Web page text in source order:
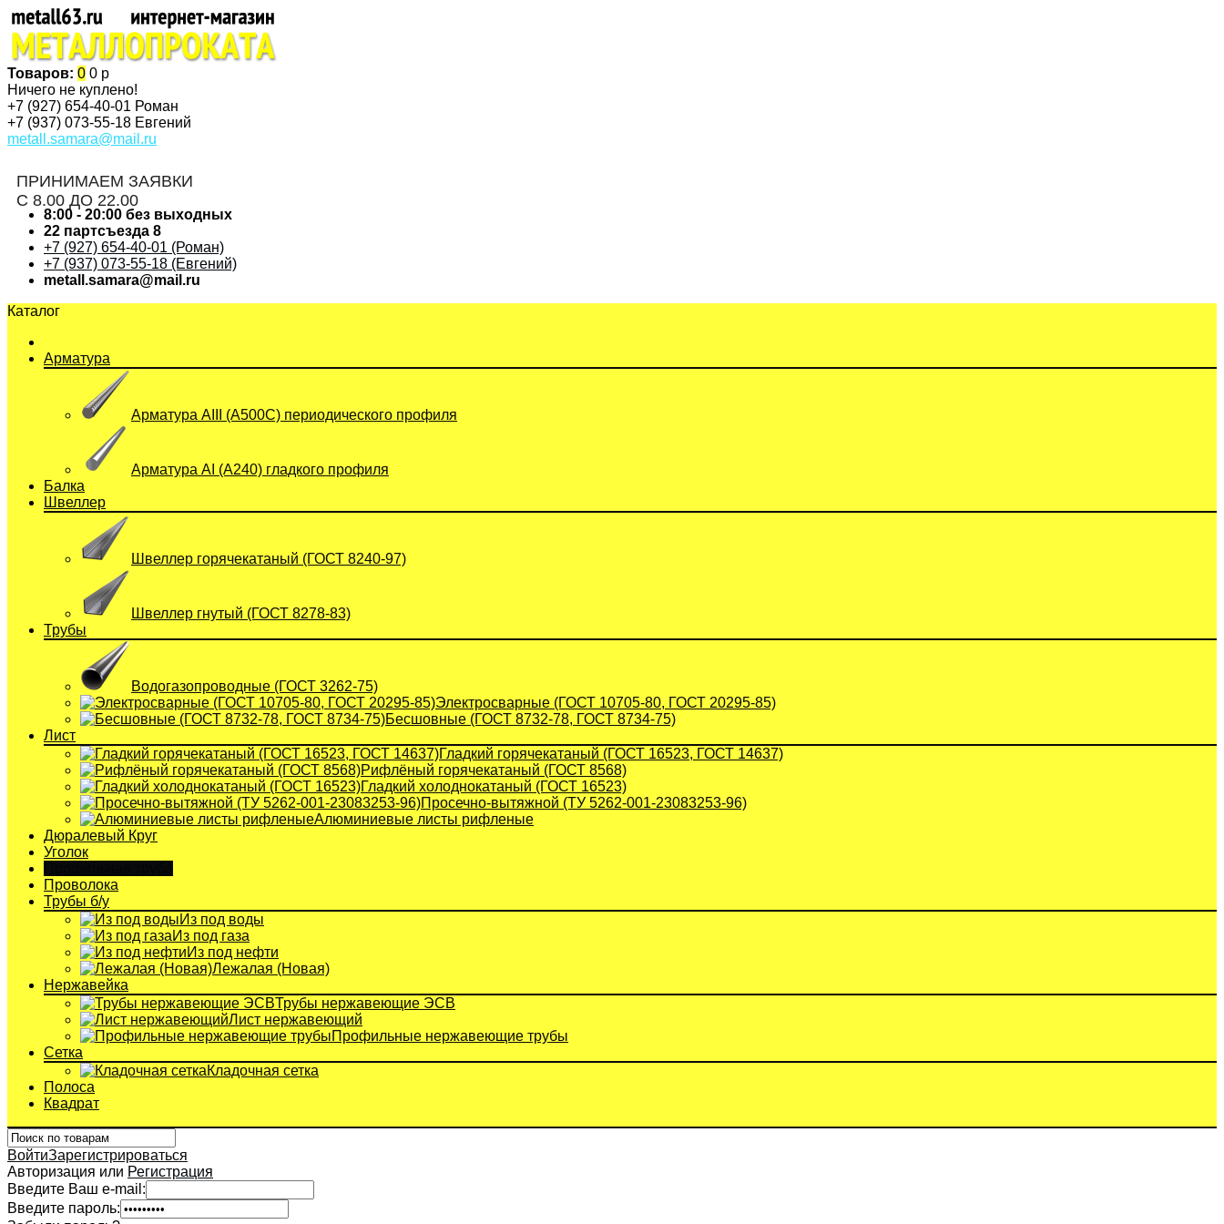
Товаров: 0 0 р
Ничего не куплено!
+7 (927) 654-40-01 Роман
+7 (937) 073-55-18 Евгений
metall.samara@mail.ru
ПРИНИМАЕМ ЗАЯВКИ
С 8.00 ДО 22.00
8:00 - 20:00 без выходных
22 партсъезда 8
+7 (927) 654-40-01 (Роман)
+7 (937) 073-55-18 (Евгений)
metall.samara@mail.ru
Каталог
Арматура
Арматура АIII (А500С) периодического профиля
Арматура АI (A240) гладкого профиля
Балка
Швеллер
Швеллер горячекатаный (ГОСТ 8240-97)
Швеллер гнутый (ГОСТ 8278-83)
Трубы
Водогазопроводные (ГОСТ 3262-75)
Электросварные (ГОСТ 10705-80, ГОСТ 20295-85)
Бесшовные (ГОСТ 8732-78, ГОСТ 8734-75)
Лист
Гладкий горячекатаный (ГОСТ 16523, ГОСТ 14637)
Рифлёный горячекатаный (ГОСТ 8568)
Гладкий холоднокатаный (ГОСТ 16523)
Просечно-вытяжной (ТУ 5262-001-23083253-96)
Алюминиевые листы рифленые
Дюралевый Круг
Уголок
Проволока
Трубы б/у
Из под воды
Из под газа
Из под нефти
Лежалая (Новая)
Нержавейка
Трубы нержавеющие ЭСВ
Лист нержавеющий
Профильные нержавеющие трубы
Сетка
Кладочная сетка
Полоса
Квадрат
ВойтиЗарегистрироваться
Авторизация или Регистрация
Введите Ваш e-mail:
Введите пароль: